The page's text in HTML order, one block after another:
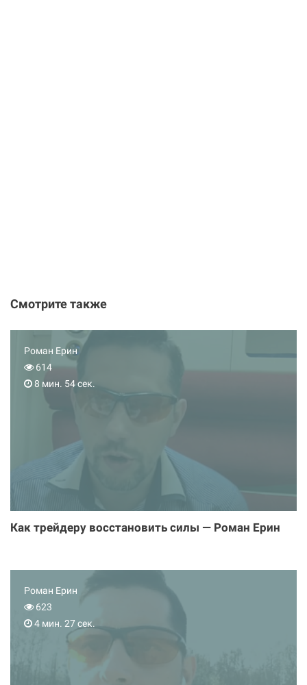
Смотрите также
Роман Ерин
614
8 мин. 54 сек.
Как трейдеру восстановить силы — Роман Ерин
Роман Ерин
623
4 мин. 27 сек.